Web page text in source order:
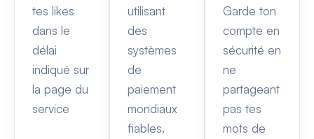
tes likes
dans le
délai
indiqué sur
la page du
service
utilisant
des
systèmes
de
paiement
mondiaux
fiables.
Garde ton
compte en
sécurité en
ne
partageant
pas tes
mots de